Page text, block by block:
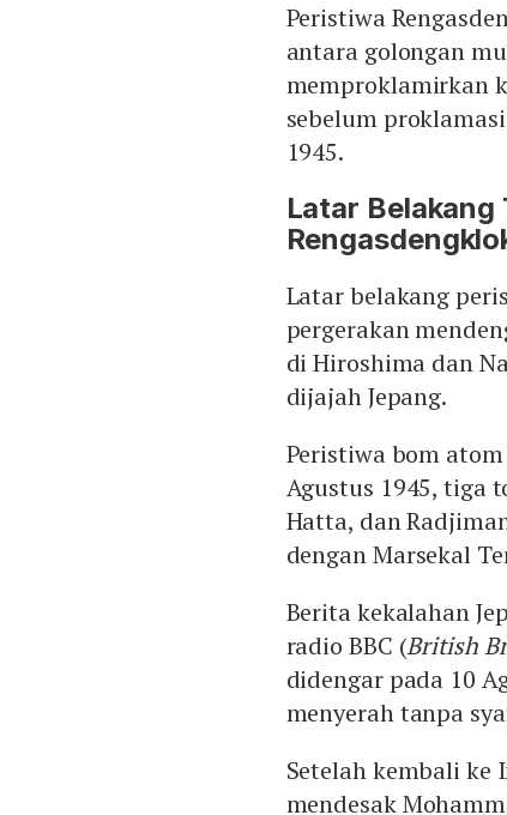
Peristiwa
antara golongan
memproklamirkan
sebelum
1945.
Latar
Latar belakang
pergerakan
di Hiroshima dan
dijajah Jepang.
Peristiwa bom
Agustus 1945, tiga
Hatta, dan
dengan Marsekal
Berita kekalahan
radio BBC (British
didengar pada 10
menyerah tanpa
Setelah kembali ke
mendesak